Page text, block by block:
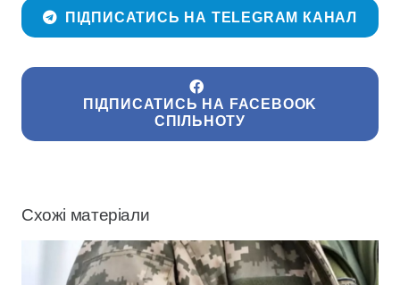
ПІДПИСАТИСЬ НА TELEGRAM КАНАЛ
ПІДПИСАТИСЬ НА FACEBOOK
СПІЛЬНОТУ
Схожі матеріали